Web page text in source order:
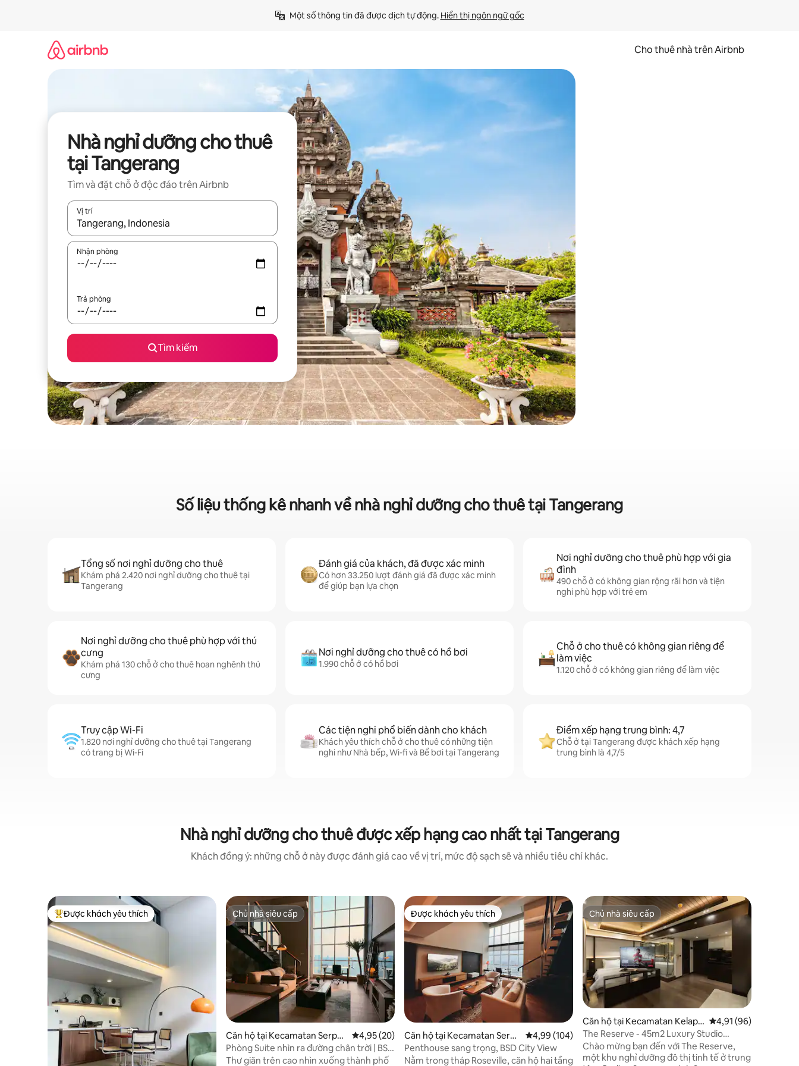
Một số thông tin đã được dịch tự động. Hiển thị ngôn ngữ gốc
Cho thuê nhà trên Airbnb
Nhà nghỉ dưỡng cho thuê
tại Tangerang
Tìm và đặt chỗ ở độc đáo trên Airbnb
Vị trí
Khi có kết quả, hãy điều hướng bằng phím mũi tên lên và xuống hoặc khám phá bằng các thao tác chạm hoặc vuốt.
Nhận phòng
Trả phòng
Tìm kiếm
Số liệu thống kê nhanh về nhà nghỉ dưỡng cho thuê tại Tangerang
Tổng số nơi nghỉ dưỡng cho thuê
Khám phá 2.420 nơi nghỉ dưỡng cho thuê tại
Tangerang
Đánh giá của khách, đã được xác minh
Có hơn 33.250 lượt đánh giá đã được xác minh
để giúp bạn lựa chọn
Nơi nghỉ dưỡng cho thuê phù hợp với gia
đình
490 chỗ ở có không gian rộng rãi hơn và tiện
nghi phù hợp với trẻ em
Nơi nghỉ dưỡng cho thuê phù hợp với thú
cưng
Khám phá 130 chỗ ở cho thuê hoan nghênh thú
cưng
Nơi nghỉ dưỡng cho thuê có hồ bơi
1.990 chỗ ở có hồ bơi
Chỗ ở cho thuê có không gian riêng để
làm việc
1.120 chỗ ở có không gian riêng để làm việc
Truy cập Wi-Fi
1.820 nơi nghỉ dưỡng cho thuê tại Tangerang
có trang bị Wi-Fi
Các tiện nghi phổ biến dành cho khách
Khách yêu thích chỗ ở cho thuê có những tiện
nghi như Nhà bếp, Wi-fi và Bể bơi tại Tangerang
Điểm xếp hạng trung bình: 4,7
Chỗ ở tại Tangerang được khách xếp hạng
trung bình là 4,7/5
Nhà nghỉ dưỡng cho thuê được xếp hạng cao nhất tại Tangerang
Khách đồng ý: những chỗ ở này được đánh giá cao về vị trí, mức độ sạch sẽ và nhiều tiêu chí khác.
Được khách yêu thích nhất
Được khách yêu thích Chủ nhà siêu cấp
Chủ nhà siêu cấp
Căn hộ tại Kecamatan Serpo
ng
Xếp hạng trung bình 4,95/5, 20 đánh giá
4,95 (20)
Phòng Suite nhìn ra đường chân trời | BSD
City
Thư giãn trên cao nhìn xuống thành phố
Được khách yêu thích
Được khách yêu thích
Căn hộ tại Kecamatan Serpo
ng
Xếp hạng trung bình 4,99/5, 104 đánh giá
4,99 (104)
Penthouse sang trọng, BSD City View
Nằm trong tháp Roseville, căn hộ hai tầng
Chủ nhà siêu cấp
Chủ nhà siêu cấp
Căn hộ tại Kecamatan Kelapa
Dua
Xếp hạng trung bình
4,91 (96)
The Reserve - 45m2 Luxury Studio
@Jakarta/Serpong
Chào mừng bạn đến với The Reserve,
một khu nghỉ dưỡng đô thị tinh tế ở trung